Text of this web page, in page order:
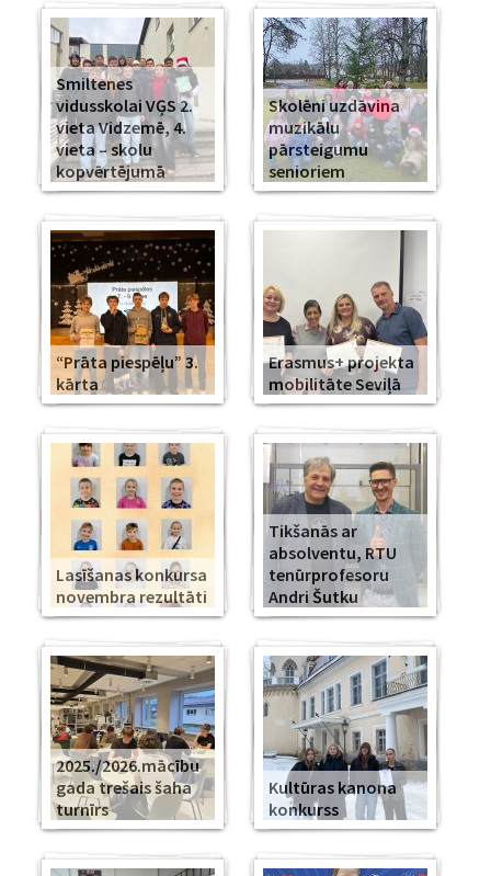
Smiltenes
vidusskolai VĢS 2.
vieta Vidzemē, 4.
vieta – skolu
kopvērtējumā
Skolēni uzdāvina
muzikālu
pārsteigumu
senioriem
“Prāta piespēļu” 3.
kārta
Erasmus+ projekta
mobilitāte Seviļā
Lasīšanas konkursa
novembra rezultāti
Tikšanās ar
absolventu, RTU
tenūrprofesoru
Andri Šutku
2025./2026.mācību
gada trešais šaha
turnīrs
Kultūras kanona
konkurss